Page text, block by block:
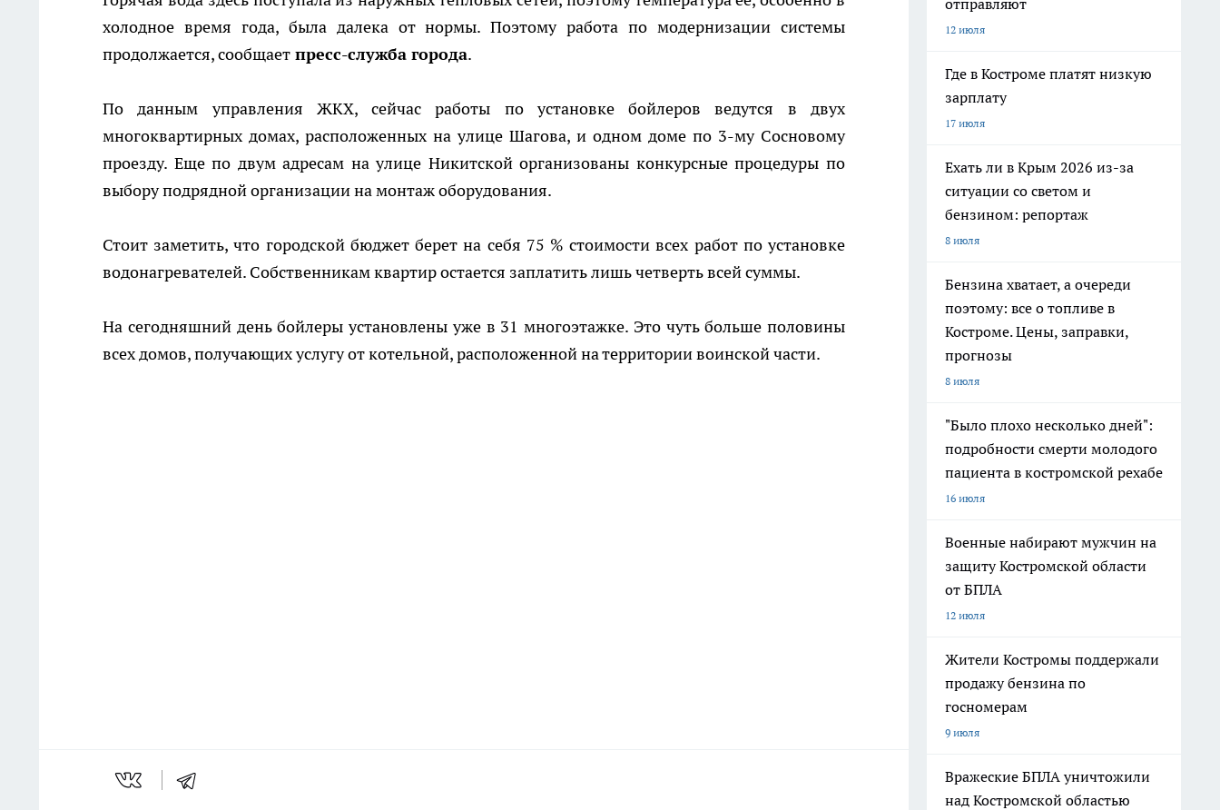
холодное время года, была далека от нормы. Поэтому работа по модернизации системы
продолжается, сообщает пресс-служба города.
По данным управления ЖКХ, сейчас работы по установке бойлеров ведутся в двух
многоквартирных домах, расположенных на улице Шагова, и одном доме по 3-му Сосновому
проезду. Еще по двум адресам на улице Никитской организованы конкурсные процедуры по
выбору подрядной организации на монтаж оборудования.
Стоит заметить, что городской бюджет берет на себя 75 % стоимости всех работ по установке
водонагревателей. Собственникам квартир остается заплатить лишь четверть всей суммы.
На сегодняшний день бойлеры установлены уже в 31 многоэтажке. Это чуть больше половины
всех домов, получающих услугу от котельной, расположенной на территории воинской части.
отправляют
12 июля
Где в Костроме платят низкую
зарплату
17 июля
Ехать ли в Крым 2026 из-за
ситуации со светом и
бензином: репортаж
8 июля
Бензина хватает, а очереди
поэтому: все о топливе в
Костроме. Цены, заправки,
прогнозы
8 июля
"Было плохо несколько дней":
подробности смерти молодого
пациента в костромской рехабе
16 июля
Военные набирают мужчин на
защиту Костромской области
от БПЛА
12 июля
Жители Костромы поддержали
продажу бензина по
госномерам
9 июля
Вражеские БПЛА уничтожили
над Костромской областью